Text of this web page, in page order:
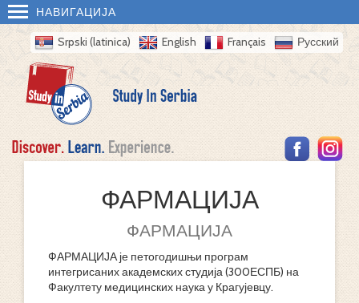
НАВИГАЦИЈА
Srpski (latinica) English Français Русский
ФАРМАЦИЈА
ФАРМАЦИЈА
ФАРМАЦИЈА је петогодишњи програм
интегрисаних академских студија (300ЕСПБ) на
Факултету медицинских наука у Крагујевцу.